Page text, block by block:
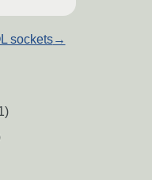
sockets→